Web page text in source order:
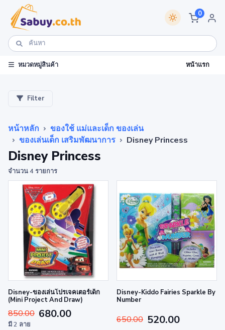
0
หมวดหมู่สินค้า หน้าแรก
Filter
หน้าหลัก
ของใช้ แม่และเด็ก ของเล่น
ของเล่นเด็ก เสริมพัฒนาการ
Disney Princess
Disney Princess
จำนวน 4 รายการ
Disney-ของเล่นโปรเจคเตอร์เด็ก
(Mini Project And Draw)
850.00 680.00
มี 2 ลาย
Disney-Kiddo Fairies Sparkle By
Number
650.00 520.00